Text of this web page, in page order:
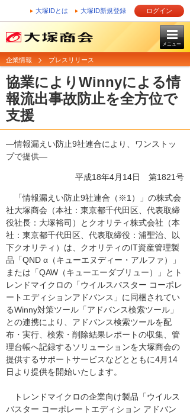
大塚IDとは 大塚ID新規登録 ログイン
メニュー
企業情報 プレスリリース
協業によりWinnyによる情
報流出事故防止を全方位で
支援
―情報漏えい防止9社連合により、ワンストッ
プで提供―
平成18年4月14日 第1821号
「情報漏えい防止9社連合（※1）」の株式会
社大塚商会（本社：東京都千代田区、代表取締
役社長：大塚裕司）とクオリティ株式会社（本
社：東京都千代田区、代表取締役：浦聖治、以
下クオリティ）は、クオリティのIT資産管理製
品「QND α（キューエヌディー・アルファ）」
または「QAW（キューエーダブリュー）」とト
レンドマイクロの「ウイルスバスター コーポレ
ートエディションアドバンス」に同梱されてい
るWinny対策ツール「アドバンス検索ツール」
との連携により、アドバンス検索ツールを配
布・実行、検索・削除結果レポートの収集、管
理台帳へ記録するソリューションを大塚商会の
提供するサポートサービスなどとともに4月14
日より提供を開始いたします。
トレンドマイクロの企業向け製品「ウイルス
バスター コーポレートエディション アドバン